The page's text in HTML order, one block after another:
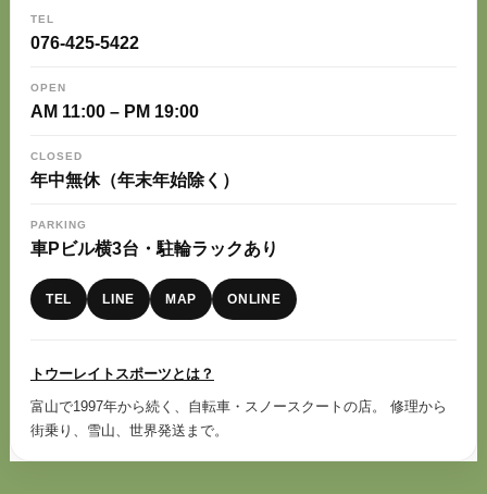
TEL
076-425-5422
OPEN
AM 11:00 – PM 19:00
CLOSED
年中無休（年末年始除く）
PARKING
車Pビル横3台・駐輪ラックあり
TEL LINE MAP ONLINE
トウーレイトスポーツとは？
富山で1997年から続く、自転車・スノースクートの店。 修理から
街乗り、雪山、世界発送まで。